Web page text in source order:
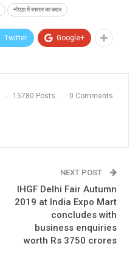
नोएडा में रफ्तार का कहर
Twitter Google+
15780 Posts 0 Comments
NEXT POST
IHGF Delhi Fair Autumn
2019 at India Expo Mart
concludes with
business enquiries
worth Rs 3750 crores